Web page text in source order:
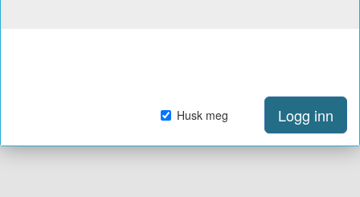
Husk meg Logg inn